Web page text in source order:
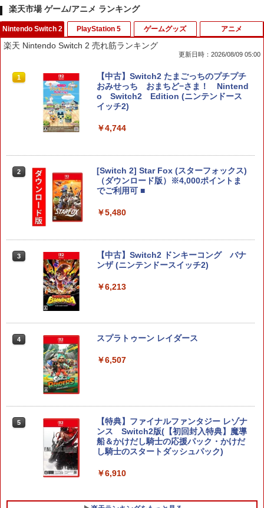
楽天市場 ゲーム/アニメ ランキング
Nintendo Switch 2
楽天 Nintendo Switch 2 売れ筋ランキング
更新日時：2026/08/09 05:00
1
【中古】Switch2 たまごっちのプチプチ
おみせっち おまちど−さま！ Nintend
o Switch2 Edition (ニンテンドース
イッチ2)
￥4,744
2
[Switch 2] Star Fox (スターフォックス)
（ダウンロード版）※4,000ポイントま
でご利用可 ■
￥5,480
3
【中古】Switch2 ドンキーコング バナ
ンザ (ニンテンドースイッチ2)
￥6,213
4 スプラトゥーン レイダース
￥6,507
5
【特典】ファイナルファンタジー レゾナ
ンス Switch2版(【初回封入特典】魔導
船＆かけだし騎士の応援パック・かけだ
し騎士のスタートダッシュパック)
￥6,910
PlayStation 5 ゲームグッズ アニメ